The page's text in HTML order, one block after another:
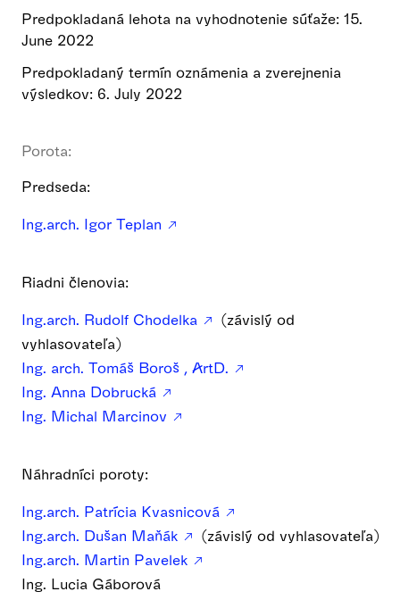
Predpokladaná lehota na vyhodnotenie súťaže: 15.
June 2022
Predpokladaný termín oznámenia a zverejnenia
výsledkov: 6. July 2022
Porota:
Predseda:
Ing.arch. Igor Teplan
Riadni členovia:
Ing.arch. Rudolf Chodelka
(závislý od
vyhlasovateľa)
Ing. arch. Tomáš Boroš , ArtD.
Ing. Anna Dobrucká
Ing. Michal Marcinov
Náhradníci poroty:
Ing.arch. Patrícia Kvasnicová
Ing.arch. Dušan Maňák
(závislý od vyhlasovateľa)
Ing.arch. Martin Pavelek
Ing. Lucia Gáborová